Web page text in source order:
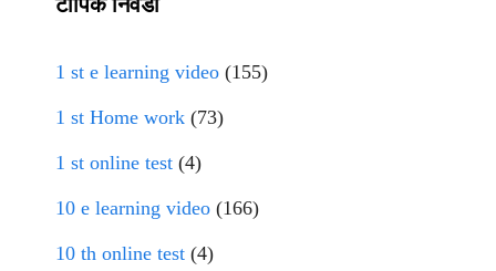
1 st e learning video (155)
1 st Home work (73)
1 st online test (4)
10 e learning video (166)
10 th online test (4)